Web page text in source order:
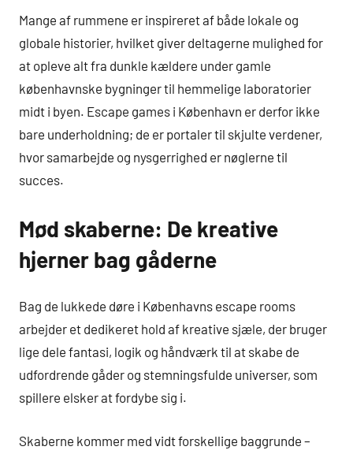
Mange af rummene er inspireret af både lokale og
globale historier, hvilket giver deltagerne mulighed for
at opleve alt fra dunkle kældere under gamle
københavnske bygninger til hemmelige laboratorier
midt i byen. Escape games i København er derfor ikke
bare underholdning; de er portaler til skjulte verdener,
hvor samarbejde og nysgerrighed er nøglerne til
succes.
Mød skaberne: De kreative
hjerner bag gåderne
Bag de lukkede døre i Københavns escape rooms
arbejder et dedikeret hold af kreative sjæle, der bruger
lige dele fantasi, logik og håndværk til at skabe de
udfordrende gåder og stemningsfulde universer, som
spillere elsker at fordybe sig i.
Skaberne kommer med vidt forskellige baggrunde –